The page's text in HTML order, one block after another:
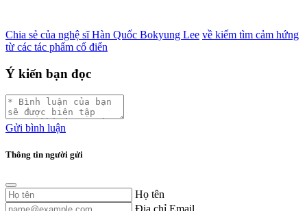
Chia sẻ của nghệ sĩ Hàn Quốc Bokyung Lee về kiếm tìm cảm hứng
từ các tác phẩm cổ điển
Ý kiến bạn đọc
Gửi bình luận
Thông tin người gửi
Họ tên